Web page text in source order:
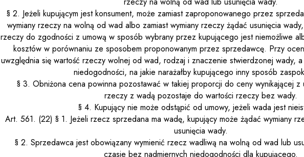
§ 2. Jeżeli kupującym jest konsument, może zamiast zaproponowanego przez
wymiany rzeczy na wolną od wad albo zamiast wymiany rzeczy żądać usunięcia
rzeczy do zgodności z umową w sposób wybrany przez kupującego jest niemożliwe
kosztów w porównaniu ze sposobem proponowanym przez sprzedawcę. Przy
uwzględnia się wartość rzeczy wolnej od wad, rodzaj i znaczenie stwierdzonej wady,
niedogodności, na jakie narażałby kupującego inny sposób
§ 3. Obniżona cena powinna pozostawać w takiej proporcji do ceny wynikającej z
rzeczy z wadą pozostaje do wartości rzeczy bez wady.
§ 4. Kupujący nie może odstąpić od umowy, jeżeli wada jest
Art. 561. (22) § 1. Jeżeli rzecz sprzedana ma wadę, kupujący może żądać wymiany
usunięcia wady.
§ 2. Sprzedawca jest obowiązany wymienić rzecz wadliwą na wolną od wad lub
czasie bez nadmiernych niedogodności dla kupującego.